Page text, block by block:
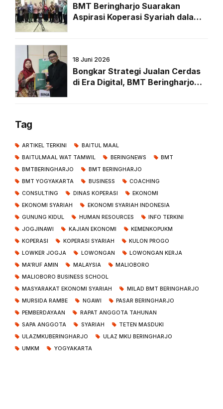
BMT Beringharjo Suarakan
Aspirasi Koperasi Syariah dalam
18 Juni 2026
Bongkar Strategi Jualan Cerdas
di Era Digital, BMT Beringharjo
Tag
ARTIKEL TERKINI
BAITUL MAAL
BAITULMAAL WAT TAMWIL
BERINGNEWS
BMT
BMTBERINGHARJO
BMT BERINGHARJO
BMT YOGYAKARTA
BUSINESS
COACHING
CONSULTING
DINAS KOPERASI
EKONOMI
EKONOMI SYARIAH
EKONOMI SYARIAH INDONESIA
GUNUNG KIDUL
HUMAN RESOURCES
INFO TERKINI
JOGJINAWI
KAJIAN EKONOMI
KEMENKOPUKM
KOPERASI
KOPERASI SYARIAH
KULON PROGO
LOWKER JOGJA
LOWONGAN
LOWONGAN KERJA
MA'RUF AMIN
MALAYSIA
MALIOBORO
MALIOBORO BUSINESS SCHOOL
MASYARAKAT EKONOMI SYARIAH
MILAD BMT BERINGHARJO
MURSIDA RAMBE
NGAWI
PASAR BERINGHARJO
PEMBERDAYAAN
RAPAT ANGGOTA TAHUNAN
SAPA ANGGOTA
SYARIAH
TETEN MASDUKI
ULAZMKUBERINGHARJO
ULAZ MKU BERINGHARJO
UMKM
YOGYAKARTA